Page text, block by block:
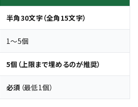
半角30文字（全角15文字）
1〜5個
5個（上限まで埋めるのが推奨）
必須 （最低1個）